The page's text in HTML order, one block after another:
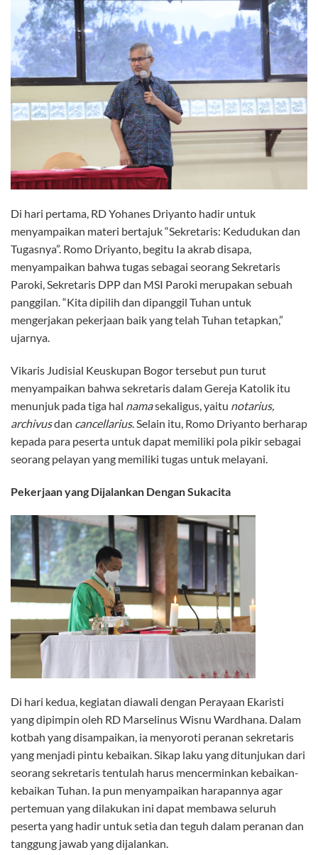
Di hari pertama, RD Yohanes Driyanto hadir untuk
menyampaikan materi bertajuk “Sekretaris: Kedudukan dan
Tugasnya”. Romo Driyanto, begitu Ia akrab disapa,
menyampaikan bahwa tugas sebagai seorang Sekretaris
Paroki, Sekretaris DPP dan MSI Paroki merupakan sebuah
panggilan. “Kita dipilih dan dipanggil Tuhan untuk
mengerjakan pekerjaan baik yang telah Tuhan tetapkan,”
ujarnya.
Vikaris Judisial Keuskupan Bogor tersebut pun turut
menyampaikan bahwa sekretaris dalam Gereja Katolik itu
menunjuk pada tiga hal namasekaligus, yaitu notarius,
archivusdan cancellarius. Selain itu, Romo Driyanto berharap
kepada para peserta untuk dapat memiliki pola pikir sebagai
seorang pelayan yang memiliki tugas untuk melayani.
Pekerjaan yang Dijalankan Dengan Sukacita
Di hari kedua, kegiatan diawali dengan Perayaan Ekaristi
yang dipimpin oleh RD Marselinus Wisnu Wardhana. Dalam
kotbah yang disampaikan, ia menyoroti peranan sekretaris
yang menjadi pintu kebaikan. Sikap laku yang ditunjukan dari
seorang sekretaris tentulah harus mencerminkan kebaikan-
kebaikan Tuhan. Ia pun menyampaikan harapannya agar
pertemuan yang dilakukan ini dapat membawa seluruh
peserta yang hadir untuk setia dan teguh dalam peranan dan
tanggung jawab yang dijalankan.